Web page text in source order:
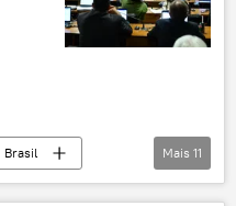
Brasil
Mais 11